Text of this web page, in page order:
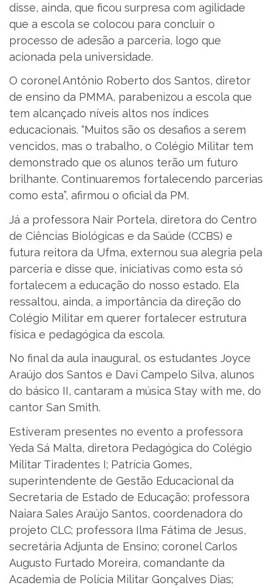
disse, ainda, que ficou surpresa com agilidade
que a escola se colocou para concluir o
processo de adesão a parceria, logo que
acionada pela universidade.
O coronel Antônio Roberto dos Santos, diretor
de ensino da PMMA, parabenizou a escola que
tem alcançado níveis altos nos índices
educacionais. “Muitos são os desafios a serem
vencidos, mas o trabalho, o Colégio Militar tem
demonstrado que os alunos terão um futuro
brilhante. Continuaremos fortalecendo parcerias
como esta”, afirmou o oficial da PM.
Já a professora Nair Portela, diretora do Centro
de Ciências Biológicas e da Saúde (CCBS) e
futura reitora da Ufma, externou sua alegria pela
parceria e disse que, iniciativas como esta só
fortalecem a educação do nosso estado. Ela
ressaltou, ainda, a importância da direção do
Colégio Militar em querer fortalecer estrutura
física e pedagógica da escola.
No final da aula inaugural, os estudantes Joyce
Araújo dos Santos e Davi Campelo Silva, alunos
do básico II, cantaram a música Stay with me, do
cantor San Smith.
Estiveram presentes no evento a professora
Yeda Sá Malta, diretora Pedagógica do Colégio
Militar Tiradentes I; Patrícia Gomes,
superintendente de Gestão Educacional da
Secretaria de Estado de Educação; professora
Naiara Sales Araújo Santos, coordenadora do
projeto CLC; professora Ilma Fátima de Jesus,
secretária Adjunta de Ensino; coronel Carlos
Augusto Furtado Moreira, comandante da
Academia de Polícia Militar Gonçalves Dias;